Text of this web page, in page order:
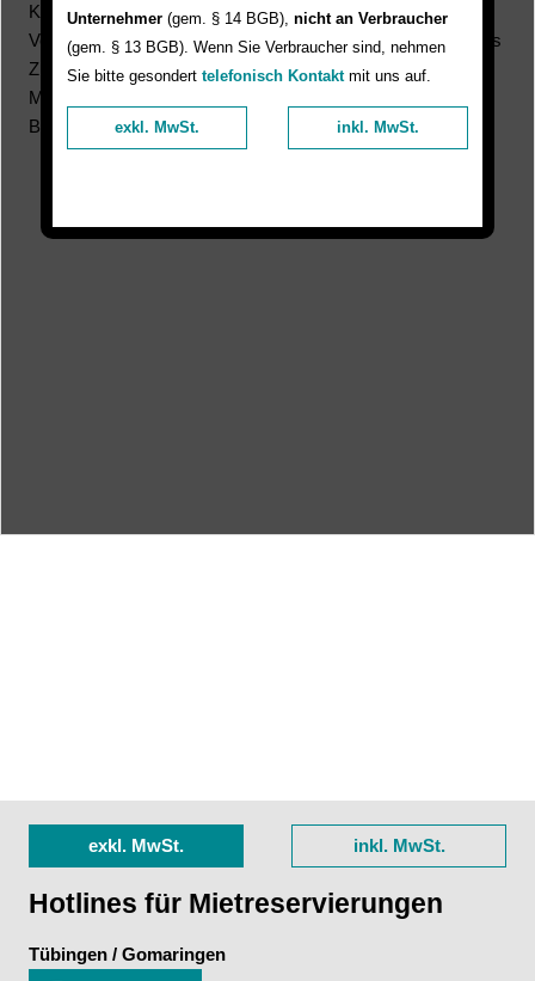
Kosten für Instandhaltung, Kraftstoff, Öl, Schleifen und
Verschleiß, Transport, Reinigung, Accessoires und sonstiges
Zubehör, eventuelle Umweltabgaben sowie Zuschläge für
Maschinenversicherung, Haftungsfreizeichnungs- und
Brand-/Diebstahlregelungen.
exkl. MwSt. inkl. MwSt.
Hotlines für Mietreservierungen
Tübingen / Gomaringen
Unternehmer (gem. § 14 BGB), nicht an Verbraucher
(gem. § 13 BGB). Wenn Sie Verbraucher sind, nehmen
Sie bitte gesondert telefonisch Kontaktmit uns auf.
exkl. MwSt. inkl. MwSt.